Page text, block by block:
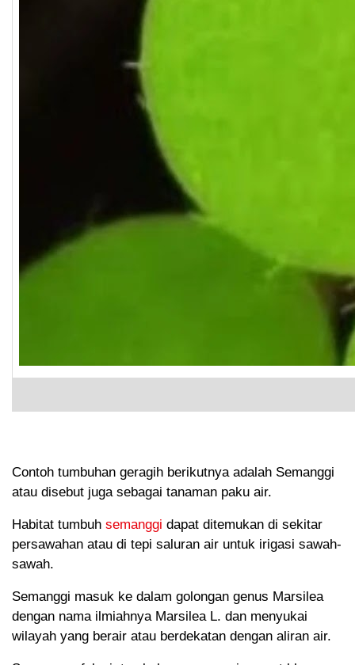
Contoh tumbuhan geragih berikutnya adalah Semanggi
atau disebut juga sebagai tanaman paku air.
Habitat tumbuh semanggi dapat ditemukan di sekitar
persawahan atau di tepi saluran air untuk irigasi sawah-
sawah.
Semanggi masuk ke dalam golongan genus Marsilea
dengan nama ilmiahnya Marsilea L. dan menyukai
wilayah yang berair atau berdekatan dengan aliran air.